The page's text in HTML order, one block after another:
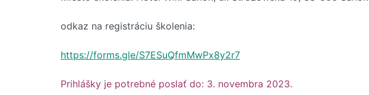
odkaz na registráciu školenia:
https://forms.gle/S7ESuQfmMwPx8y2r7
Prihlášky je potrebné poslať do: 3. novembra 2023.